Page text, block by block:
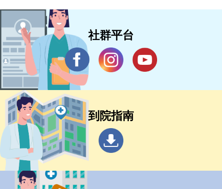
社群平台
到院指南